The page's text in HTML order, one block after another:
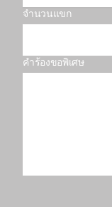
จำนวนแขก
คำร้องขอพิเศษ